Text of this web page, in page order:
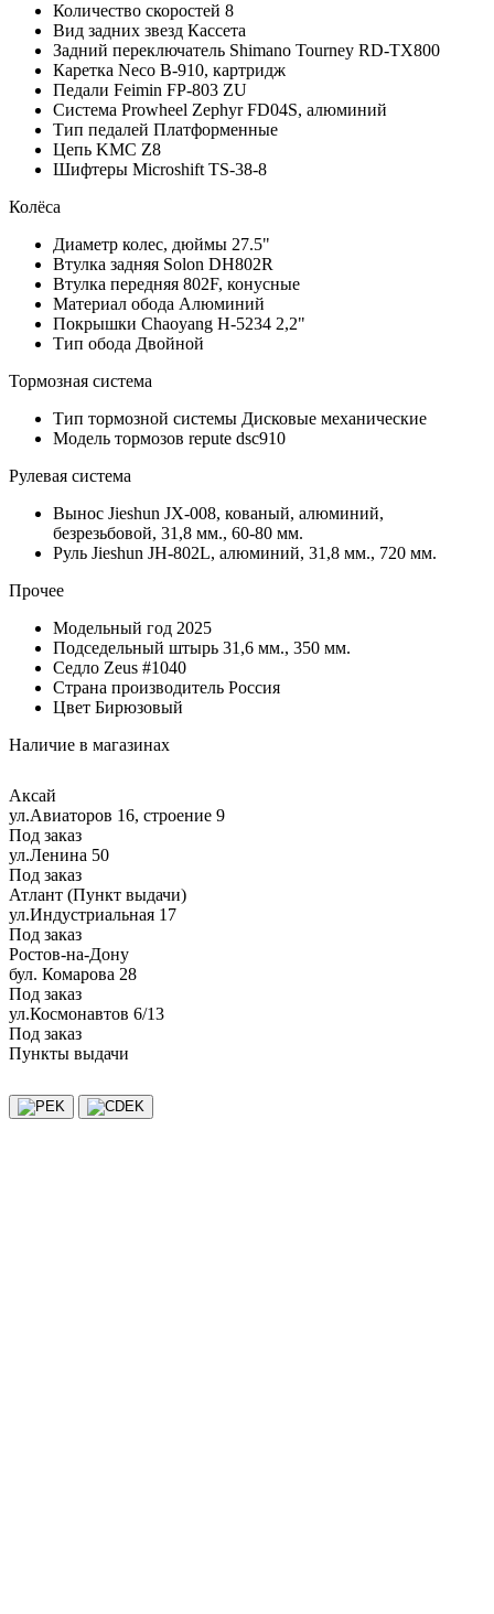
Количество скоростей 8
Вид задних звезд Кассета
Задний переключатель Shimano Tourney RD-TX800
Каретка Neco B-910, картридж
Педали Feimin FP-803 ZU
Система Prowheel Zephyr FD04S, алюминий
Тип педалей Платформенные
Цепь KMC Z8
Шифтеры Microshift TS-38-8
Колёса
Диаметр колес, дюймы 27.5"
Втулка задняя Solon DH802R
Втулка передняя 802F, конусные
Материал обода Алюминий
Покрышки Chaoyang H-5234 2,2"
Тип обода Двойной
Тормозная система
Тип тормозной системы Дисковые механические
Модель тормозов repute dsc910
Рулевая система
Вынос Jieshun JX-008, кованый, алюминий,
безрезьбовой, 31,8 мм., 60-80 мм.
Руль Jieshun JH-802L, алюминий, 31,8 мм., 720 мм.
Прочее
Модельный год 2025
Подседельный штырь 31,6 мм., 350 мм.
Седло Zeus #1040
Страна производитель Россия
Цвет Бирюзовый
Наличие в магазинах
Аксай
ул.Авиаторов 16, строение 9
Под заказ
ул.Ленина 50
Под заказ
Атлант (Пункт выдачи)
ул.Индустриальная 17
Под заказ
Ростов-на-Дону
бул. Комарова 28
Под заказ
ул.Космонавтов 6/13
Под заказ
Пункты выдачи